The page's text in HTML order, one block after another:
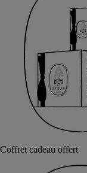
Coffret cadeau offert